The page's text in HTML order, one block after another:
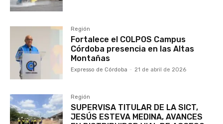
Región
Fortalece el COLPOS Campus
Córdoba presencia en las Altas
Montañas
Expresso de Córdoba - 21 de abril de 2026
Región
SUPERVISA TITULAR DE LA SICT,
JESÚS ESTEVA MEDINA, AVANCES